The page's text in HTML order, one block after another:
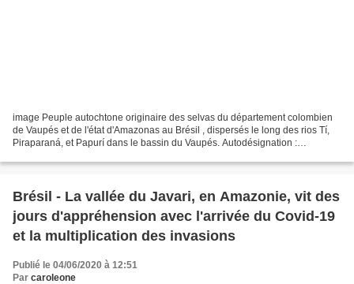
image Peuple autochtone originaire des selvas du département colombien
de Vaupés et de l'état d'Amazonas au Brésil , dispersés le long des rios Tí,
Piraparaná, et Papurí dans le bassin du Vaupés. Autodésignation :
Brésil - La vallée du Javari, en Amazonie, vit des
jours d'appréhension avec l'arrivée du Covid-19
et la multiplication des invasions
Publié le 04/06/2020 à 12:51
Par caroleone